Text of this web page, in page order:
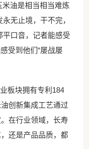
米油是相当相当难炼
无止境，干不完，
平口音，记者能感受
受到他们“屡战屡
板块拥有专利184
创新集成工艺通过
在行业领域，长寿
还是产品品质，都